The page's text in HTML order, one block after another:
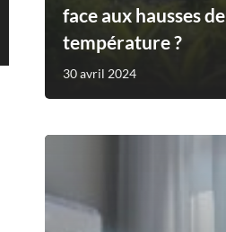
face aux hausses de
température ?
30 avril 2024